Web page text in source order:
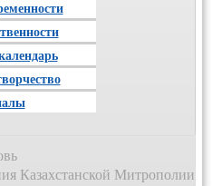
Казахстанской Митрополии